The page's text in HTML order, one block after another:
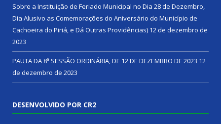
Sobre a Instituição de Feriado Municipal no Dia 28 de Dezembro,
Dia Alusivo as Comemorações do Aniversário do Município de
Cachoeira do Piriá, e Dá Outras Providências) 12 de dezembro de
2023
PAUTA DA 8ª SESSÃO ORDINÁRIA, DE 12 DE DEZEMBRO DE 2023 12
de dezembro de 2023
DESENVOLVIDO POR CR2